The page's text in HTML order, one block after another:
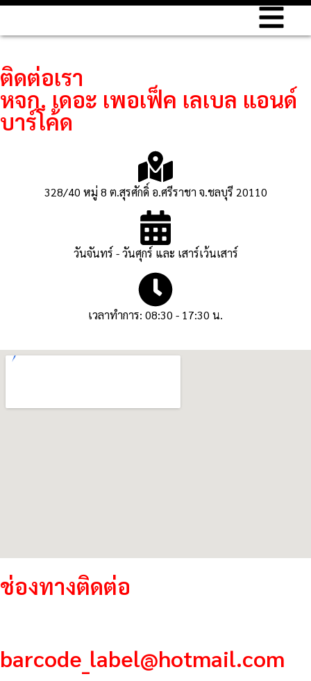
ติดต่อเรา
หจก. เดอะ เพอเฟ็ค เลเบล แอนด์
บาร์โค้ด
328/40 หมู่ 8 ต.สุรศักดิ์ อ.ศรีราชา จ.ชลบุรี 20110
วันจันทร์ - วันศุกร์ และ เสาร์เว้นเสาร์
เวลาทำการ: 08:30 - 17:30 น.
ช่องทางติดต่อ
barcode_label@hotmail.com